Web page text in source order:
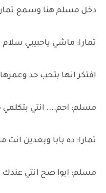
دخل مسلم هنا وسمع
تمارا: ماشي ياحبيبي سلام
افتكر انها بتحب حد
مسلم: احم.... انتي بتكلمي
تمارا: ده بابا وبعدين انت
مسلم: ايوا صح انتي